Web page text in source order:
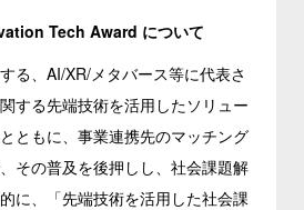
Tech Award について
る、AI/XR/メタバース等に代表さ
する先端技術を活用したソリュー
ともに、事業連携先のマッチング
その普及を後押しし、社会課題解
に、「先端技術を活用した社会課